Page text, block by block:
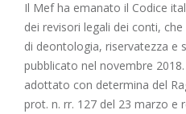
Il Mef ha emanato il Codice
dei revisori legali dei conti,
di deontologia, riservatezza e
pubblicato nel novembre
adottato con determina del
prot. n. rr. 127 del 23 marzo e